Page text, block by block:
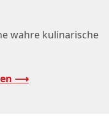
wahre kulinarische
⟶